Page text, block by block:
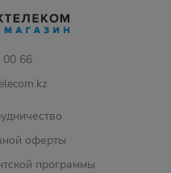
00 66
оферты
программы